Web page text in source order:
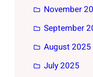
November
September
August 2025
July 2025